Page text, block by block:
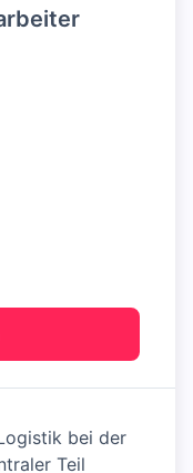
bei der
Teil